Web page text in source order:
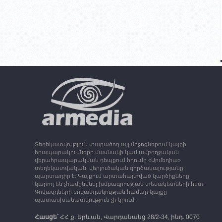
Տեղեկատվություն տարածող այլ միջոցներում կայքի
հրապարակումների մասնակի կամ ամբողջական
վերահրապարակման դեպքում հղումը «Արմեդիա»
տեղեկատվական, վերլուծական գործակալությանը
պարտադիր է: Կայքում արտահայտված կարծիքները
կարող են չհամընկնել խմբագրության տեսակետների հետ:
Գովազդների բովանդակության համար կայքը
պատասխանատվություն չի կրում:
Հասցե՝ՀՀ ք. Երևան, Վարդանանց 28/2-34, ինդ. 0070